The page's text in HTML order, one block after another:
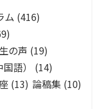
ム (416)
の声 (19)
国語） (14)
(13) 論稿集 (10)